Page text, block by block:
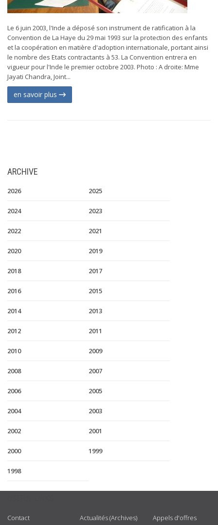
Le 6 juin 2003, l'Inde a déposé son instrument de ratification à la
Convention de La Haye du 29 mai 1993 sur la protection des enfants
et la coopération en matière d'adoption internationale, portant ainsi
le nombre des Etats contractants à 53. La Convention entrera en
vigueur pour l'Inde le premier octobre 2003. Photo : A droite: Mme
Jayati Chandra, Joint...
en savoir plus
ARCHIVE
2026 2025
2024 2023
2022 2021
2020 2019
2018 2017
2016 2015
2014 2013
2012 2011
2010 2009
2008 2007
2006 2005
2004 2003
2002 2001
2000 1999
1998
Contact Actualités (Archives) Appels d'offres